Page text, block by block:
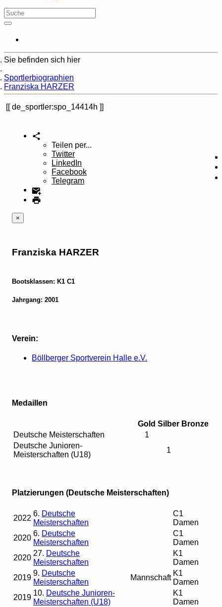
Sie befinden sich hier
Sportlerbiographien
Franziska HARZER
de_sportler:spo_14414h
Teilen per...
Twitter
LinkedIn
Facebook
Telegram
×
Franziska HARZER
Bootsklassen: K1 C1
Jahrgang: 2001
Verein:
Böllberger Sportverein Halle e.V.
Medaillen
Gold Silber Bronze
Deutsche Meisterschaften
1
Deutsche Junioren-
Meisterschaften (U18)
1
Platzierungen (Deutsche Meisterschaften)
2022
6. Deutsche
Meisterschaften
C1
Damen
2020
6. Deutsche
Meisterschaften
C1
Damen
2020
27. Deutsche
Meisterschaften
K1
Damen
2019
9. Deutsche
Meisterschaften
Mannschaft
K1
Damen
2019
10. Deutsche Junioren-
Meisterschaften (U18)
K1
Damen